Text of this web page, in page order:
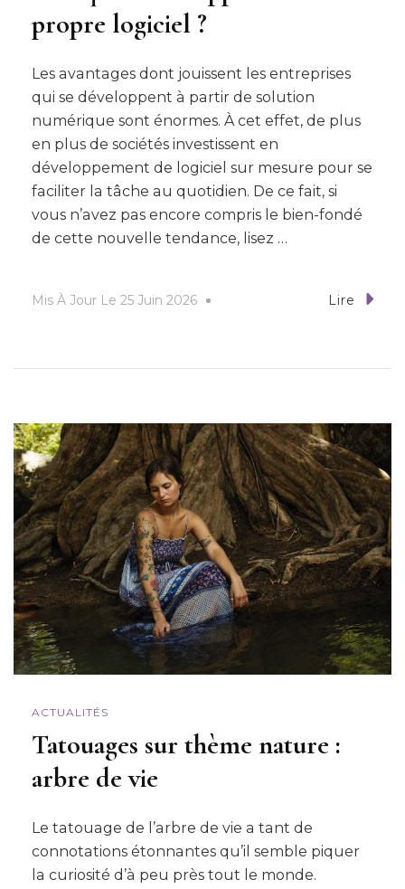
propre logiciel ?
Les avantages dont jouissent les entreprises
qui se développent à partir de solution
numérique sont énormes. À cet effet, de plus
en plus de sociétés investissent en
développement de logiciel sur mesure pour se
faciliter la tâche au quotidien. De ce fait, si
vous n’avez pas encore compris le bien-fondé
de cette nouvelle tendance, lisez …
Mis À Jour Le 25 Juin 2026 Lire
ACTUALITÉS
Tatouages sur thème nature :
arbre de vie
Le tatouage de l’arbre de vie a tant de
connotations étonnantes qu’il semble piquer
la curiosité d’à peu près tout le monde.